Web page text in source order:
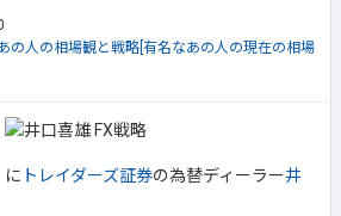
の人の相場観と戦略[有名なあの人の現在の相場
に トレイダーズ証券の為替ディーラー井